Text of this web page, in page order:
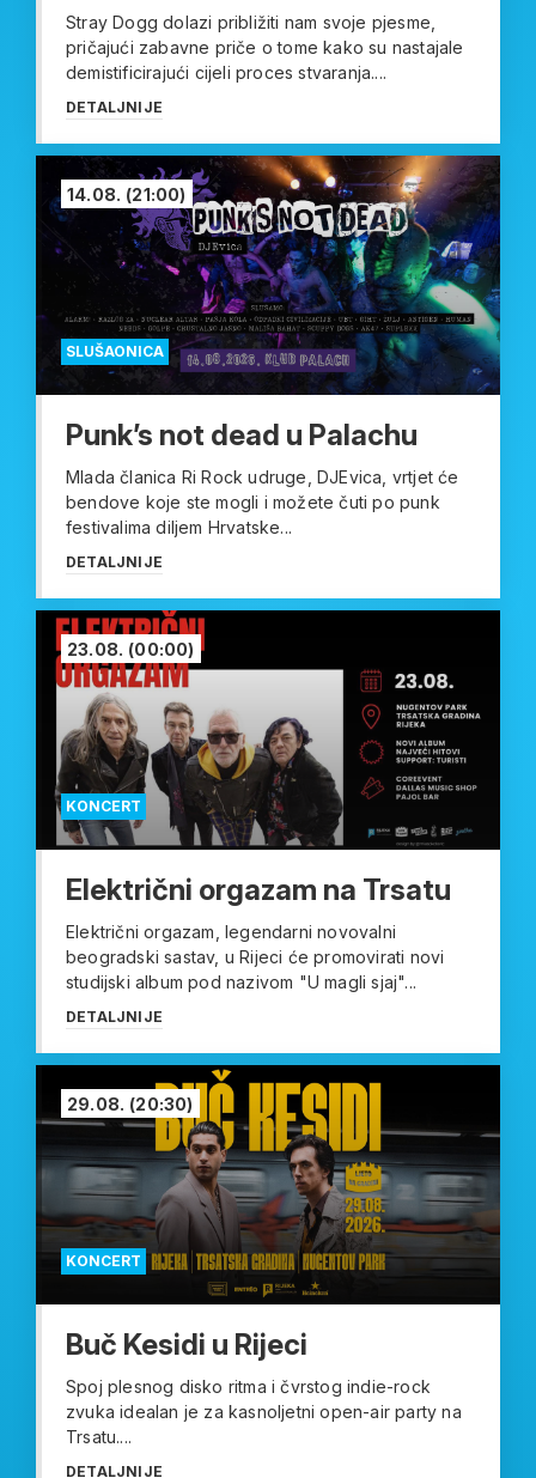
Stray Dogg dolazi približiti nam svoje pjesme,
pričajući zabavne priče o tome kako su nastajale
demistificirajući cijeli proces stvaranja....
DETALJNIJE
SLUŠAONICA
14.08. (21:00)
Punk’s not dead u Palachu
Mlada članica Ri Rock udruge, DJEvica, vrtjet će
bendove koje ste mogli i možete čuti po punk
festivalima diljem Hrvatske...
DETALJNIJE
KONCERT
23.08. (00:00)
Električni orgazam na Trsatu
Električni orgazam, legendarni novovalni
beogradski sastav, u Rijeci će promovirati novi
studijski album pod nazivom "U magli sjaj"...
DETALJNIJE
KONCERT
29.08. (20:30)
Buč Kesidi u Rijeci
Spoj plesnog disko ritma i čvrstog indie-rock
zvuka idealan je za kasnoljetni open-air party na
Trsatu....
DETALJNIJE